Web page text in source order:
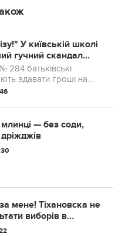
У київській школі
гучний скандал
284 батьківські
здавати гроші на
їм офіційно
— без соди,
мене! Тіхановска не
виборів в